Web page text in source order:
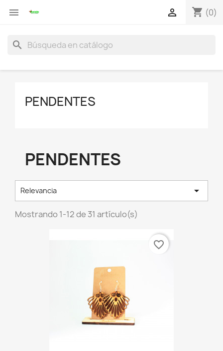
 shopping_cart (0)

search
PENDENTES
PENDENTES
Relevancia 
Mostrando 1-12 de 31 artículo(s)
favorite_border